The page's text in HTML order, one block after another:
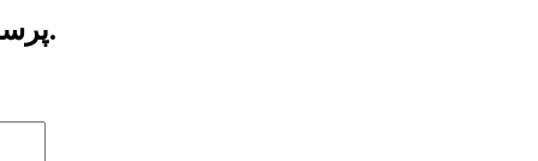
پرسشی درباره این محصول ارسال نشده است.